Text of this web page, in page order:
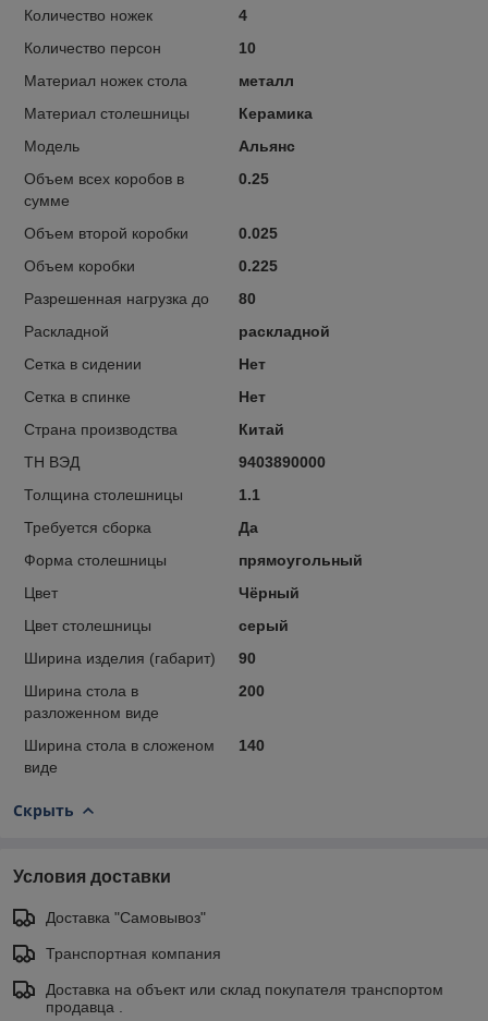
Количество ножек
4
Количество персон
10
Материал ножек стола
металл
Материал столешницы
Керамика
Модель
Альянс
Объем всех коробов в
сумме
0.25
Объем второй коробки
0.025
Объем коробки
0.225
Разрешенная нагрузка до
80
Раскладной
раскладной
Сетка в сидении
Нет
Сетка в спинке
Нет
Страна производства
Китай
ТН ВЭД
9403890000
Толщина столешницы
1.1
Требуется сборка
Да
Форма столешницы
прямоугольный
Цвет
Чёрный
Цвет столешницы
серый
Ширина изделия (габарит)
90
Ширина стола в
разложенном виде
200
Ширина стола в сложеном
виде
140
Скрыть
Условия доставки
Доставка "Самовывоз"
Транспортная компания
Доставка на объект или склад покупателя транспортом
продавца .